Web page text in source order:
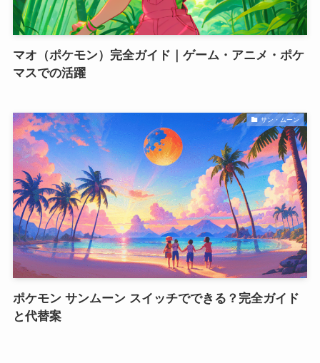
マオ（ポケモン）完全ガイド｜ゲーム・アニメ・ポケ
マスでの活躍
サン・ムーン
ポケモン サンムーン スイッチでできる？完全ガイド
と代替案